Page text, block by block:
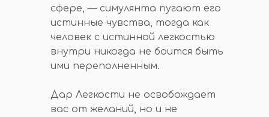
сфере, — симулянта пугают его
истинные чувства, тогда как
человек с истинной легкостью
внутри никогда не боится быть
ими переполненным.
Дар Легкости не освобождает
вас от желаний, но и не